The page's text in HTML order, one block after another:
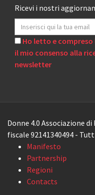
Ricevi i nostri
Ho letto e
il mio consenso alla
newsletter
Donne 4.0 Associazione
fiscale 92141340494 -
Manifesto
Partnership
Regioni
Contacts